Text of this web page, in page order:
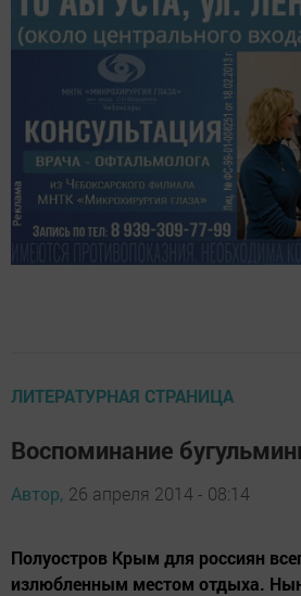
ЛИТЕРАТУРНАЯ СТРАНИЦА
Воспоминание
Автор, 26 апреля 2014 - 08:14
Полуостров Крым для россиян
излюбленным местом отдыха.